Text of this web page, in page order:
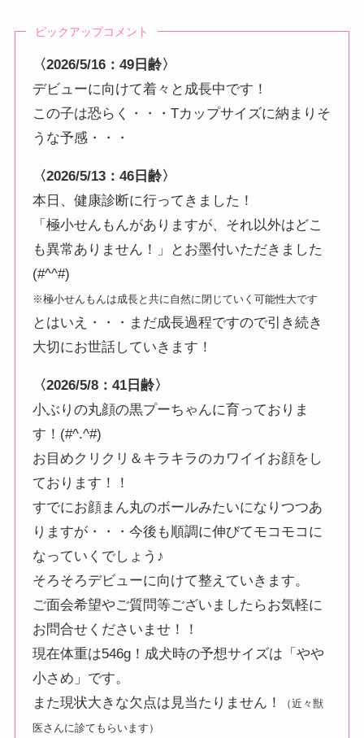
ピックアップコメント
〈2026/5/16：49日齢〉
デビューに向けて着々と成長中です！
この子は恐らく・・・Tカップサイズに納まりそ
うな予感・・・
〈2026/5/13：46日齢〉
本日、健康診断に行ってきました！
「極小せんもんがありますが、それ以外はどこ
も異常ありません！」とお墨付いただきました
(#^^#)
※極小せんもんは成長と共に自然に閉じていく可能性大です
とはいえ・・・まだ成長過程ですので引き続き
大切にお世話していきます！
〈2026/5/8：41日齢〉
小ぶりの丸顔の黒プーちゃんに育っておりま
す！(#^.^#)
お目めクリクリ＆キラキラのカワイイお顔をし
ております！！
すでにお顔まん丸のボールみたいになりつつあ
りますが・・・今後も順調に伸びてモコモコに
なっていくでしょう♪
そろそろデビューに向けて整えていきます。
ご面会希望やご質問等ございましたらお気軽に
お問合せくださいませ！！
現在体重は546g！成犬時の予想サイズは「やや
小さめ」です。
また現状大きな欠点は見当たりません！
（近々獣
医さんに診てもらいます）